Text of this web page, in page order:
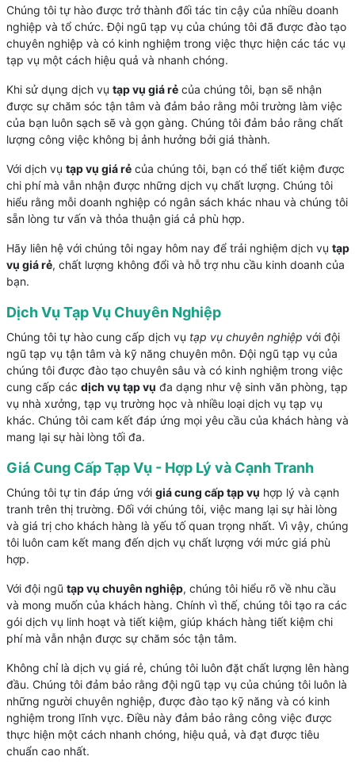
Chúng tôi tự hào được trở thành đối tác tin cậy của nhiều doanh
nghiệp và tổ chức. Đội ngũ tạp vụ của chúng tôi đã được đào tạo
chuyên nghiệp và có kinh nghiệm trong việc thực hiện các tác vụ
tạp vụ một cách hiệu quả và nhanh chóng.
Khi sử dụng dịch vụ tạp vụ giá rẻcủa chúng tôi, bạn sẽ nhận
được sự chăm sóc tận tâm và đảm bảo rằng môi trường làm việc
của bạn luôn sạch sẽ và gọn gàng. Chúng tôi đảm bảo rằng chất
lượng công việc không bị ảnh hưởng bởi giá thành.
Với dịch vụ tạp vụ giá rẻcủa chúng tôi, bạn có thể tiết kiệm được
chi phí mà vẫn nhận được những dịch vụ chất lượng. Chúng tôi
hiểu rằng mỗi doanh nghiệp có ngân sách khác nhau và chúng tôi
sẵn lòng tư vấn và thỏa thuận giá cả phù hợp.
Hãy liên hệ với chúng tôi ngay hôm nay để trải nghiệm dịch vụ tạp
vụ giá rẻ, chất lượng không đổi và hỗ trợ nhu cầu kinh doanh của
bạn.
Dịch Vụ Tạp Vụ Chuyên Nghiệp
Chúng tôi tự hào cung cấp dịch vụ tạp vụ chuyên nghiệp với đội
ngũ tạp vụ tận tâm và kỹ năng chuyên môn. Đội ngũ tạp vụ của
chúng tôi được đào tạo chuyên sâu và có kinh nghiệm trong việc
cung cấp các dịch vụ tạp vụ đa dạng như vệ sinh văn phòng, tạp
vụ nhà xưởng, tạp vụ trường học và nhiều loại dịch vụ tạp vụ
khác. Chúng tôi cam kết đáp ứng mọi yêu cầu của khách hàng và
mang lại sự hài lòng tối đa.
Giá Cung Cấp Tạp Vụ - Hợp Lý và Cạnh Tranh
Chúng tôi tự tin đáp ứng với giá cung cấp tạp vụ hợp lý và cạnh
tranh trên thị trường. Đối với chúng tôi, việc mang lại sự hài lòng
và giá trị cho khách hàng là yếu tố quan trọng nhất. Vì vậy, chúng
tôi luôn cam kết mang đến dịch vụ chất lượng với mức giá phù
hợp.
Với đội ngũ tạp vụ chuyên nghiệp, chúng tôi hiểu rõ về nhu cầu
và mong muốn của khách hàng. Chính vì thế, chúng tôi tạo ra các
gói dịch vụ linh hoạt và tiết kiệm, giúp khách hàng tiết kiệm chi
phí mà vẫn nhận được sự chăm sóc tận tâm.
Không chỉ là dịch vụ giá rẻ, chúng tôi luôn đặt chất lượng lên hàng
đầu. Chúng tôi đảm bảo rằng đội ngũ tạp vụ của chúng tôi luôn là
những người chuyên nghiệp, được đào tạo kỹ năng và có kinh
nghiệm trong lĩnh vực. Điều này đảm bảo rằng công việc được
thực hiện một cách nhanh chóng, hiệu quả, và đạt được tiêu
chuẩn cao nhất.